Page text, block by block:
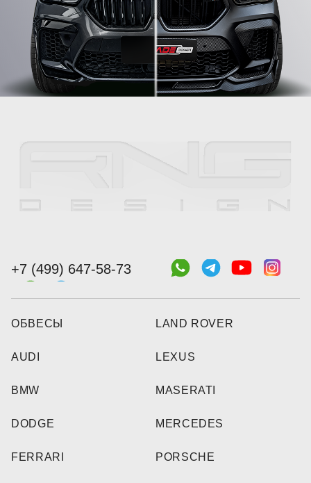
+7 (499) 647-58-73
ОБВЕСЫ
AUDI
BMW
DODGE
FERRARI
LAND ROVER
LEXUS
MASERATI
MERCEDES
PORSCHE